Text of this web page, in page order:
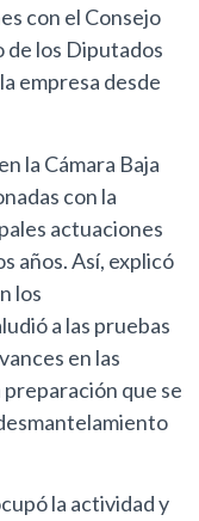
con el Consejo
de los Diputados
empresa desde
la Cámara Baja
con la
actuaciones
años. Así, explicó
los
a las pruebas
en las
preparación que se
la actividad y